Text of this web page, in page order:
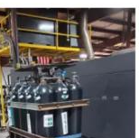
d’une solution
époxy utilisés
appuyée sur un
haute pureté pour